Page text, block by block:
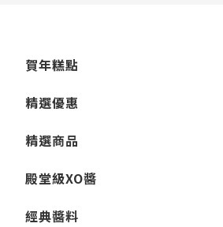
賀年糕點
精選優惠
精選商品
殿堂級XO醬
經典醬料